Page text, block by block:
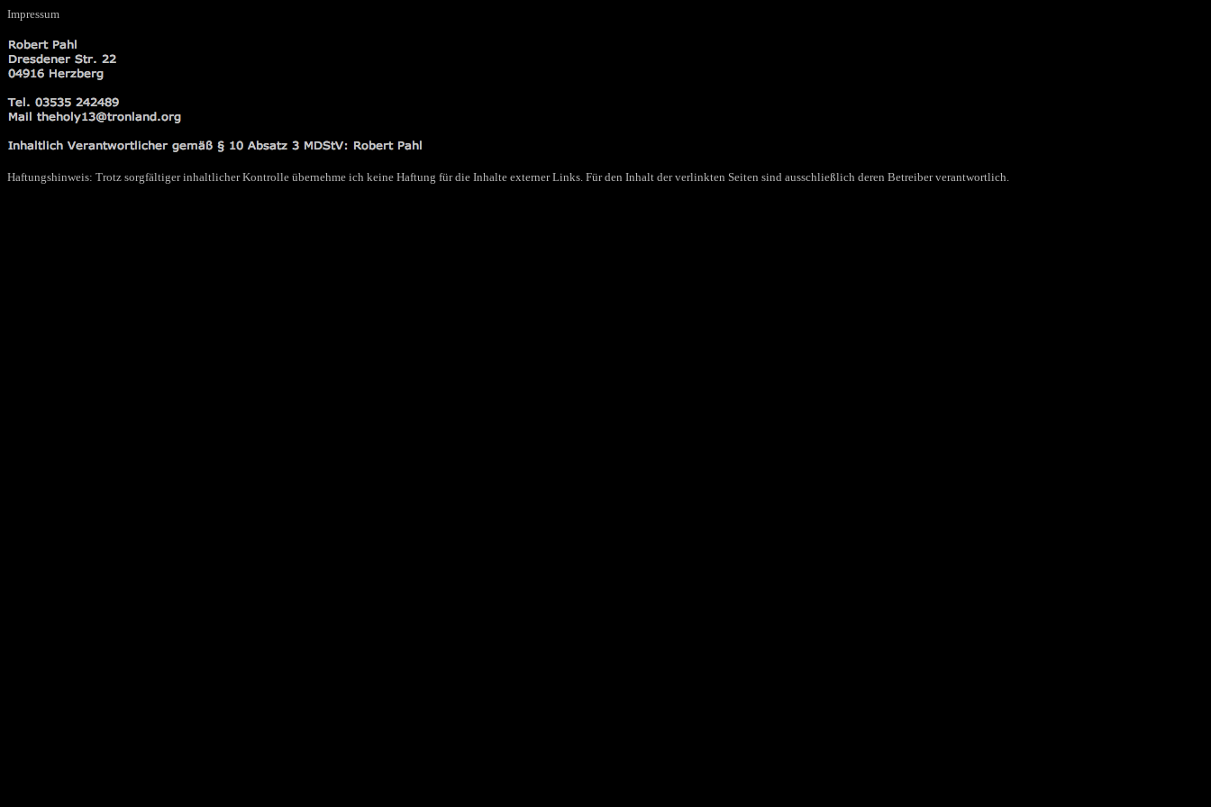
Impressum
Haftungshinweis: Trotz sorgfältiger inhaltlicher Kontrolle übernehme ich keine Haftung für die Inhalte externer Links. Für den Inhalt der verlinkten Seiten sind ausschließlich deren Betreiber verantwortlich.